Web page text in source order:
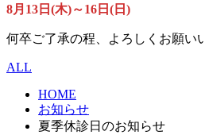
8月13日(木)～16日(日)
何卒ご了承の程、よろしくお願い
ALL
HOME
お知らせ
夏季休診日のお知らせ